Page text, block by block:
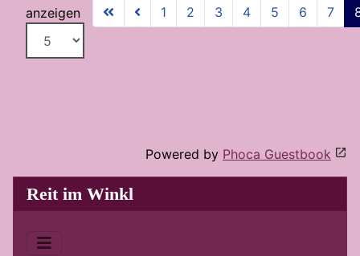
Reit im Winkl
anzeigen
1 2 3 4 5 6 7
Powered by Phoca Guestbook